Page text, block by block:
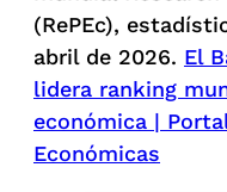
(RePEc),
abril de 2026. El
lidera ranking
económica |
Económicas